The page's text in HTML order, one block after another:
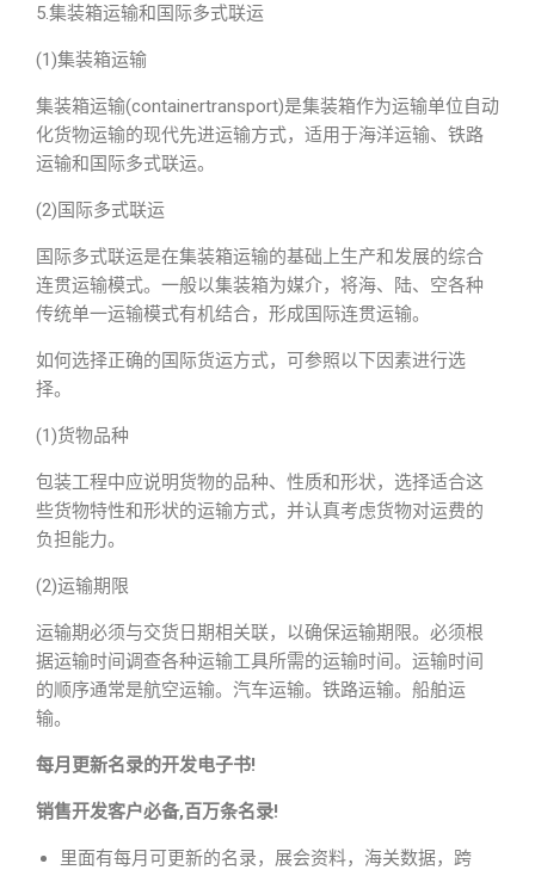
5.集装箱运输和国际多式联运
(1)集装箱运输
集装箱运输(containertransport)是集装箱作为运输单位自动
化货物运输的现代先进运输方式，适用于海洋运输、铁路
运输和国际多式联运。
(2)国际多式联运
国际多式联运是在集装箱运输的基础上生产和发展的综合
连贯运输模式。一般以集装箱为媒介，将海、陆、空各种
传统单一运输模式有机结合，形成国际连贯运输。
如何选择正确的国际货运方式，可参照以下因素进行选
择。
(1)货物品种
包装工程中应说明货物的品种、性质和形状，选择适合这
些货物特性和形状的运输方式，并认真考虑货物对运费的
负担能力。
(2)运输期限
运输期必须与交货日期相关联，以确保运输期限。必须根
据运输时间调查各种运输工具所需的运输时间。运输时间
的顺序通常是航空运输。汽车运输。铁路运输。船舶运
输。
每月更新名录的开发电子书!
销售开发客户必备,百万条名录!
里面有每月可更新的名录，展会资料，海关数据，跨